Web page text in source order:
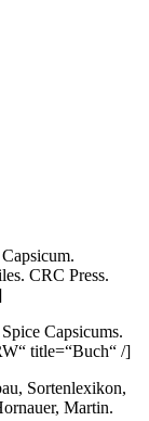
CRC Press.
Capsicums.
title=“Buch“ /]
Sortenlexikon,
Martin.